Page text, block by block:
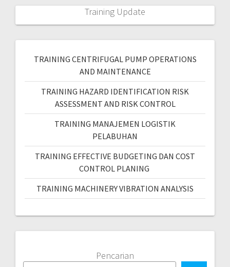
Training Update
TRAINING CENTRIFUGAL PUMP OPERATIONS
AND MAINTENANCE
TRAINING HAZARD IDENTIFICATION RISK
ASSESSMENT AND RISK CONTROL
TRAINING MANAJEMEN LOGISTIK
PELABUHAN
TRAINING EFFECTIVE BUDGETING DAN COST
CONTROL PLANING
TRAINING MACHINERY VIBRATION ANALYSIS
Pencarian